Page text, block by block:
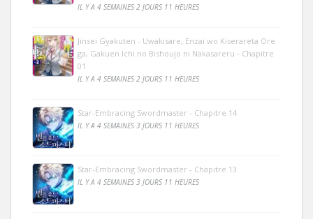
IL Y A 4 SEMAINES 2 JOURS 11 HEURES
Jinsei Gyakuten - Uwakisare, Enzai wo Kiserareta Ore
ga, Gakuen Ichi no Bishoujo ni Nakasareru - Chapitre
01
IL Y A 4 SEMAINES 2 JOURS 11 HEURES
Star-Embracing Swordmaster - Chapitre 14
IL Y A 4 SEMAINES 3 JOURS 11 HEURES
Star-Embracing Swordmaster - Chapitre 13
IL Y A 4 SEMAINES 3 JOURS 11 HEURES